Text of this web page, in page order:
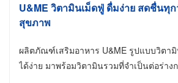
U&ME วิตามินเม็ดฟู่ ดื่มง่าย สดชื่นทุ
สุขภาพ
ผลิตภัณฑ์เสริมอาหาร U&ME รูปแบบวิตา
ได้ง่าย มาพร้อมวิตามินรวมที่จำเป็นต่อร่าง